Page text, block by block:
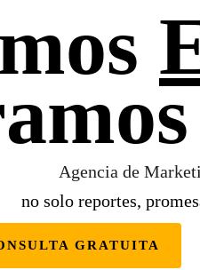
Agencia de
no solo reportes,
GRATUITA